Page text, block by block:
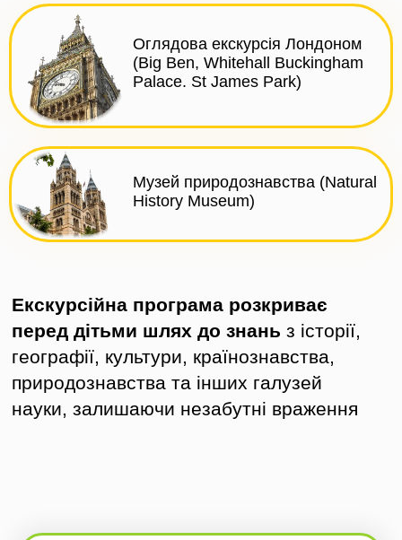
Оглядова екскурсія Лондоном
(Big Ben, Whitehall Buckingham
Palace. St James Park)
Музей природознавства (Natural
History Museum)
Екскурсійна програма розкриває
перед дітьми шлях до знань з історії,
географії, культури, країнознавства,
природознавства та інших галузей
науки, залишаючи незабутні враження